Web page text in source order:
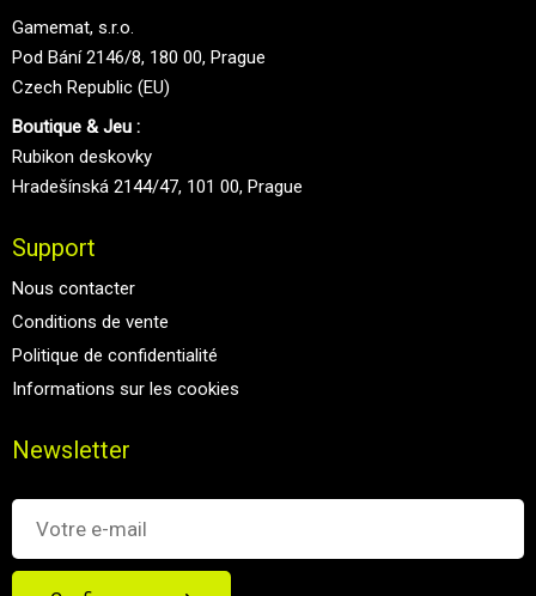
Gamemat, s.r.o.
Pod Bání 2146/8, 180 00, Prague
Czech Republic (EU)
Boutique & Jeu :
Rubikon deskovky
Hradešínská 2144/47, 101 00, Prague
Support
Nous contacter
Conditions de vente
Politique de confidentialité
Informations sur les cookies
Newsletter